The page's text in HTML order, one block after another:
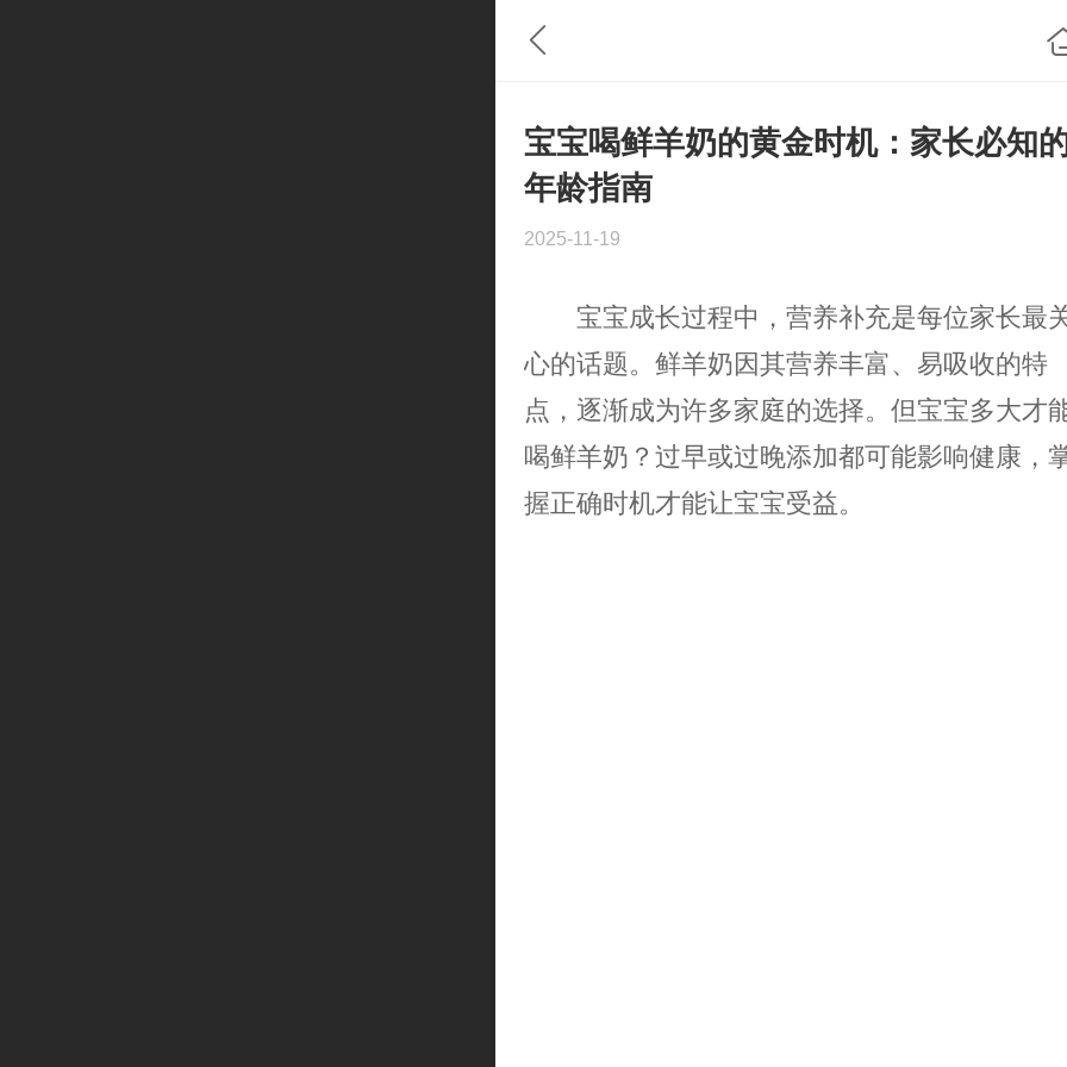
宝宝喝鲜羊奶的黄金时机：家长必知
年龄指南
2025-11-19
宝宝成长过程中，营养补充是每位家长最
心的话题。鲜羊奶因其营养丰富、易吸收的特
点，逐渐成为许多家庭的选择。但宝宝多大才
喝鲜羊奶？过早或过晚添加都可能影响健康，
握正确时机才能让宝宝受益。